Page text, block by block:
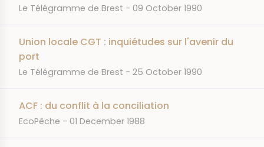
JOURNAL
Le Télégramme de Brest DATE
09 October 1990
Union locale CGT : inquiétudes sur l'avenir du
port
JOURNAL
Le Télégramme de Brest DATE
25 October 1990
ACF : du conflit à la conciliation
JOURNAL
EcoPêche DATE
01 December 1988